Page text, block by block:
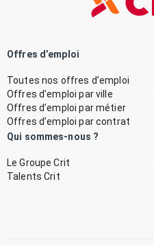
Offres d’emploi
Toutes nos offres d’emploi
Offres d’emploi par ville
Offres d’emploi par métier
Offres d’emploi par contrat
Qui sommes-nous ?
Le Groupe Crit
Talents Crit